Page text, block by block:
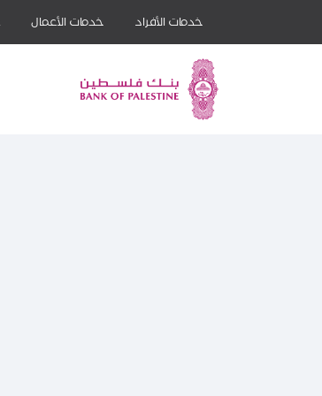
خدمات الأفراد خدمات الأعمال